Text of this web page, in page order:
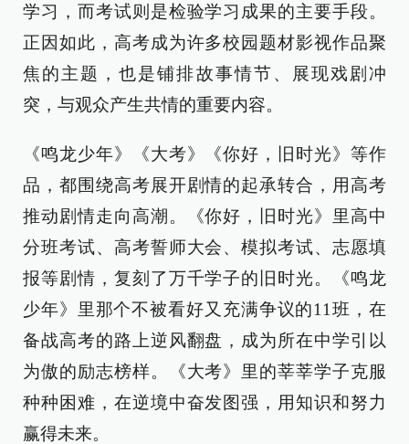
学习，而考试则是检验学习成果的主要手段。
正因如此，高考成为许多校园题材影视作品聚
焦的主题，也是铺排故事情节、展现戏剧冲
突，与观众产生共情的重要内容。
《鸣龙少年》《大考》《你好，旧时光》等作
品，都围绕高考展开剧情的起承转合，用高考
推动剧情走向高潮。《你好，旧时光》里高中
分班考试、高考誓师大会、模拟考试、志愿填
报等剧情，复刻了万千学子的旧时光。《鸣龙
少年》里那个不被看好又充满争议的11班，在
备战高考的路上逆风翻盘，成为所在中学引以
为傲的励志榜样。《大考》里的莘莘学子克服
种种困难，在逆境中奋发图强，用知识和努力
赢得未来。